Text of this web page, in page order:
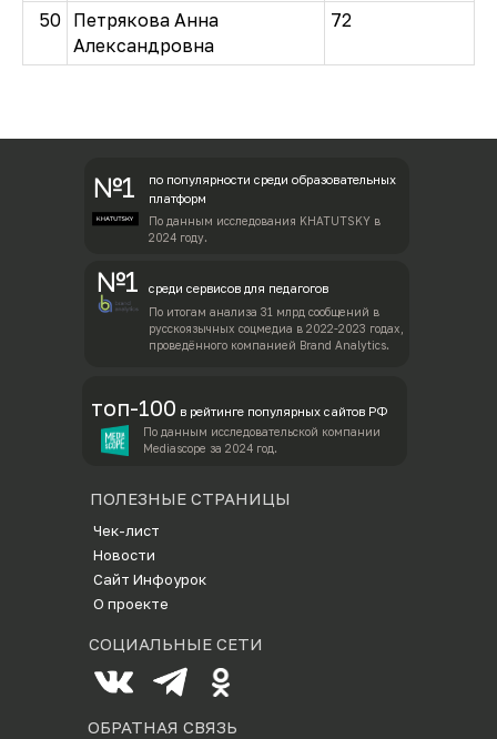
50 Петрякова Анна
Александровна
72
№1
по популярности среди образовательных
платформ
По данным исследования KHATUTSKY в
2024 году.
№1 среди сервисов для педагогов
По итогам анализа 31 млрд сообщений в
русскоязычных соцмедиа в 2022-2023 годах,
проведённого компанией Brand Analytics.
топ-100 в рейтинге популярных сайтов РФ
По данным исследовательской компании
Mediascope за 2024 год.
Новости
Сайт Инфоурок
Чек-лист
О проекте
СОЦИАЛЬНЫЕ СЕТИ
ПОЛЕЗНЫЕ СТРАНИЦЫ
ОБРАТНАЯ СВЯЗЬ